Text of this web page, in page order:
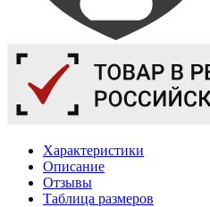
Характеристики
Описание
Отзывы
Таблица размеров